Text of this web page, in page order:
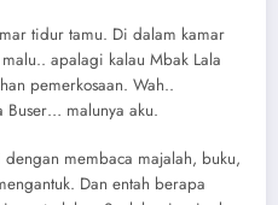
tidur tamu. Di dalam kamar
apalagi kalau Mbak Lala
pemerkosaan. Wah..
Buser… malunya aku.
membaca majalah, buku,
Dan entah berapa